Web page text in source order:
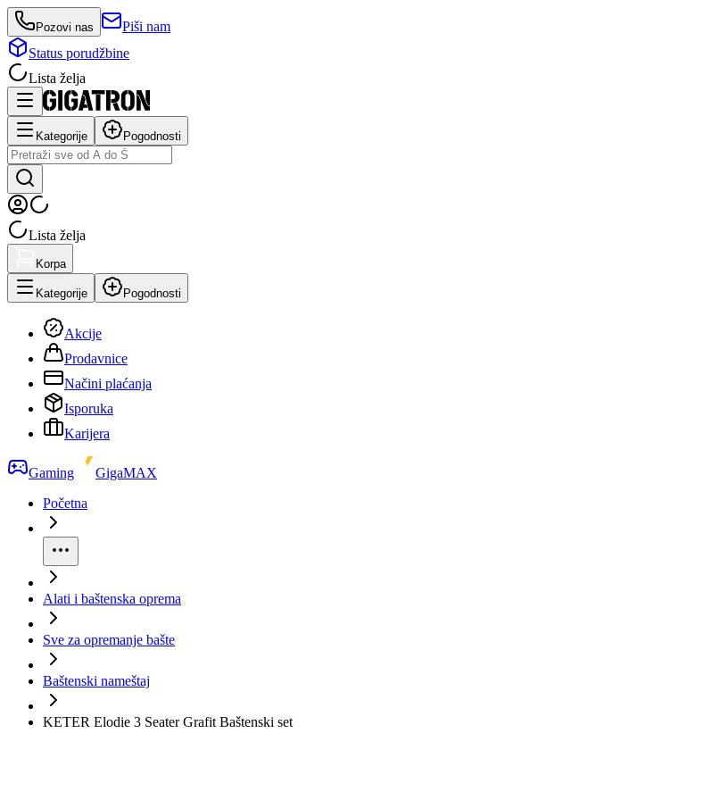
Pozovi nas
Piši nam
Status porudžbine
Lista želja
Kategorije Pogodnosti
Lista želja
Korpa
Kategorije Pogodnosti
Akcije
Prodavnice
Načini plaćanja
Isporuka
Karijera
Gaming
GigaMAX
Početna
Alati i baštenska oprema
Sve za opremanje bašte
Baštenski nameštaj
KETER Elodie 3 Seater Grafit Baštenski set